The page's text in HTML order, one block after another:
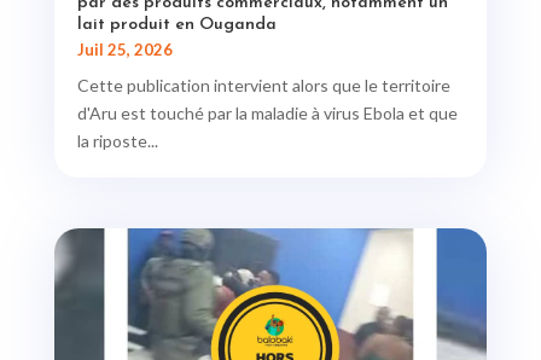
lait produit en Ouganda
Juil 25, 2026
Cette publication intervient alors que le territoire
d'Aru est touché par la maladie à virus Ebola et que
la riposte...